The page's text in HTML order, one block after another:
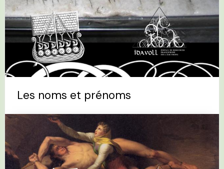
Les noms et prénoms